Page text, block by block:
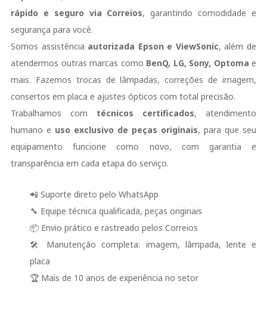
rápido e seguro via Correios, garantindo comodidade e
segurança para você.
Somos assistência autorizada Epson e ViewSonic, além de
atendermos outras marcas como BenQ, LG, Sony, Optoma e
mais. Fazemos trocas de lâmpadas, correções de imagem,
consertos em placa e ajustes ópticos com total precisão.
Trabalhamos com técnicos certificados, atendimento
humano e uso exclusivo de peças originais, para que seu
equipamento funcione como novo, com garantia e
transparência em cada etapa do serviço.
📲 Suporte direto pelo WhatsApp
🔧 Equipe técnica qualificada, peças originais
📦 Envio prático e rastreado pelos Correios
🛠️ Manutenção completa: imagem, lâmpada, lente e
placa
🏆 Mais de 10 anos de experiência no setor